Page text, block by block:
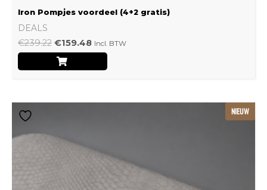
Iron Pompjes voordeel (4+2 gratis)
DEALS
€239.22 €159.48 Incl. BTW
NIEUW
meerdere
variaties.